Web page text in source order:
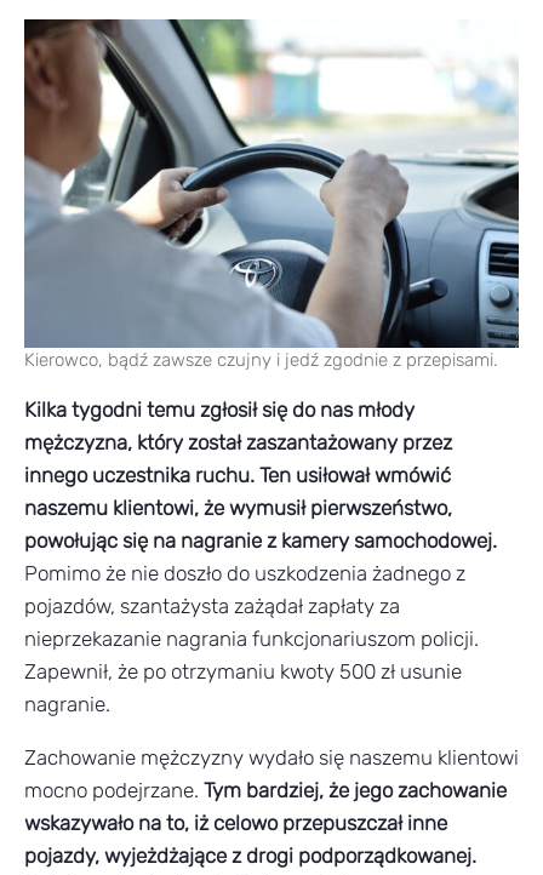
Kierowco, bądź zawsze czujny i jedź zgodnie z przepisami.
Kilka tygodni temu zgłosił się do nas młody
mężczyzna, który został zaszantażowany przez
innego uczestnika ruchu. Ten usiłował wmówić
naszemu klientowi, że wymusił pierwszeństwo,
powołując się na nagranie z kamery samochodowej.
Pomimo że nie doszło do uszkodzenia żadnego z
pojazdów, szantażysta zażądał zapłaty za
nieprzekazanie nagrania funkcjonariuszom policji.
Zapewnił, że po otrzymaniu kwoty 500 zł usunie
nagranie.
Zachowanie mężczyzny wydało się naszemu klientowi
mocno podejrzane. Tym bardziej, że jego zachowanie
wskazywało na to, iż celowo przepuszczał inne
pojazdy, wyjeżdżające z drogi podporządkowanej.